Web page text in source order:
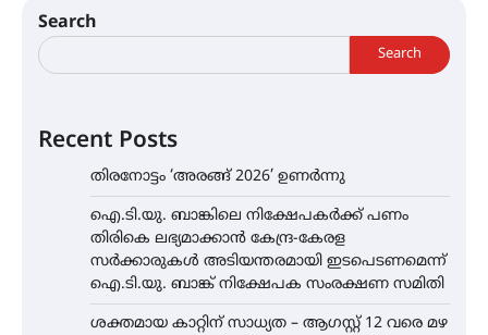
Search
Search
Recent Posts
തിരനോട്ടം ‘അരങ്ങ് 2026’ ഉണർന്നു
ഐ.ടി.യു. ബാങ്കിലെ നിക്ഷേപകർക്ക് പണം
തിരികെ ലഭ്യമാക്കാൻ കേന്ദ്ര-കേരള
സർക്കാരുകൾ അടിയന്തരമായി ഇടപെടണമെന്ന്
ഐ.ടി.യു. ബാങ്ക് നിക്ഷേപക സംരക്ഷണ സമിതി
ശക്തമായ കാറ്റിന് സാധ്യത – ആഗസ്റ്റ് 12 വരെ മഴ